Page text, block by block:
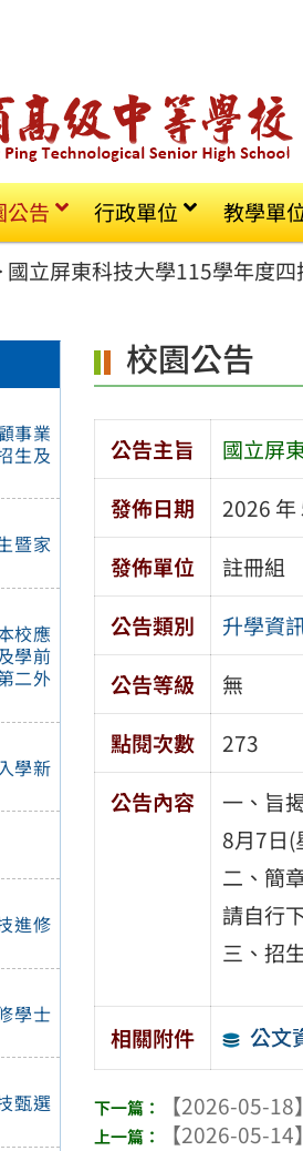
公告 行政單位 教學單
國立屏東科技大學115學年度
事業
生及
暨家
校應
學前
二外
學新
進修
學士
甄選
校園公告
公告主旨
國立屏
發佈日期
2026 年
發佈單位
註冊組
公告類別
升學資
公告等級
無
點閱次數
273
公告內容
一、旨
8月7日(
二、簡
請自行
三、招
相關附件 公文
【2026-05-18】
【2026-05-14】